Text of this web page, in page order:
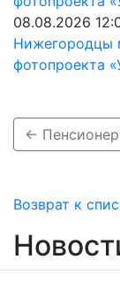
08.08.2026
Нижегородцы
фотопроекта
Возврат к